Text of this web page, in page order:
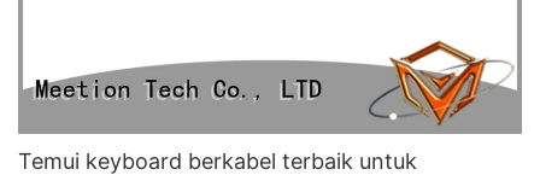
Temui keyboard berkabel terbaik untuk